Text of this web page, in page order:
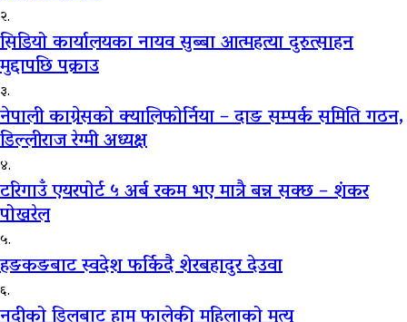
२.
सिडियो कार्यालयका नायव सुब्बा आत्महत्या दुरुत्साहन
मुद्दापछि पक्राउ
३.
नेपाली काग्रेसको क्यालिफोर्निया – दाङ सम्पर्क समिति गठन,
डिल्लीराज रेग्मी अध्यक्ष
४.
टरिगाउँ एयरपोर्ट ५ अर्ब रकम भए मात्रै बन्न सक्छ – शंकर
पोखरेल
५.
हङकङबाट स्वदेश फर्किदै शेरबहादुर देउवा
६.